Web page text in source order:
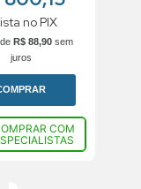
no PIX
R$ 88,90 sem
juros
COM